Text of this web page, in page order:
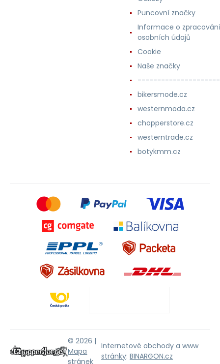
Puncovní značky
Informace o zpracování
osobních údajů
Cookie
Naše značky
bikersmode.cz
westernmoda.cz
chopperstore.cz
westerntrade.cz
botykmm.cz
© 2026 |
Mapa
stránek
Internetové obchody a www
stránky: BINARGON.cz